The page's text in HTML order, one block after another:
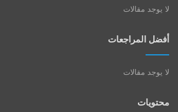
لا يوجد مقالات
أفضل المراجعات
لا يوجد مقالات
محتويات